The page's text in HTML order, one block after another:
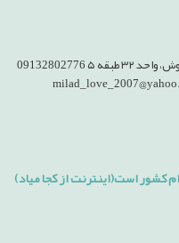
تهران، خیابان شهید بهشتی، کوچه امید، برج سروش، واحد ۳۲ طبقه ۵ 09132802776
کشور است(اینترنت از کجا میاد)